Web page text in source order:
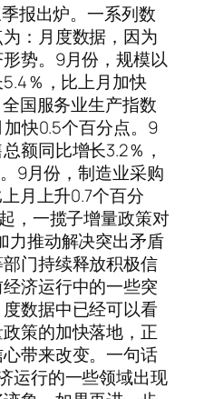
报出炉。一系列数
：月度数据，因为
势。9月份，规模以
％，比上月加快
国服务业生产指数
快0.5个百分点。9
额同比增长3.2％，
9月份，制造业采购
月上升0.7个百分
，一揽子增量政策对
力推动解决突出矛盾
门持续释放积极信
济运行中的一些突
数据中已经可以看
策的加快落地，正
带来改变。一句话
运行的一些领域出现